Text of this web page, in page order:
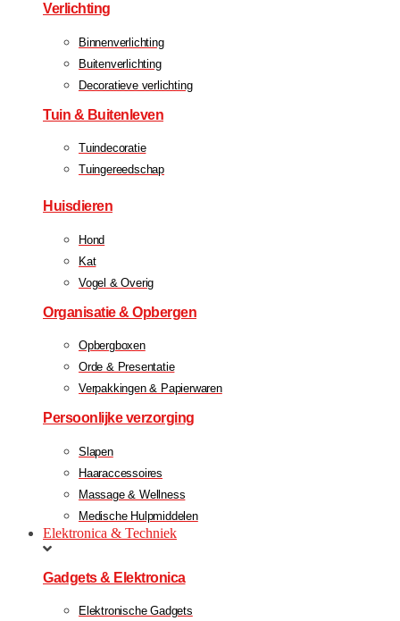
Verlichting
Binnenverlichting
Buitenverlichting
Decoratieve verlichting
Tuin & Buitenleven
Tuindecoratie
Tuingereedschap
Huisdieren
Hond
Kat
Vogel & Overig
Organisatie & Opbergen
Opbergboxen
Orde & Presentatie
Verpakkingen & Papierwaren
Persoonlijke verzorging
Slapen
Haaraccessoires
Massage & Wellness
Medische Hulpmiddelen
Elektronica & Techniek
Gadgets & Elektronica
Elektronische Gadgets